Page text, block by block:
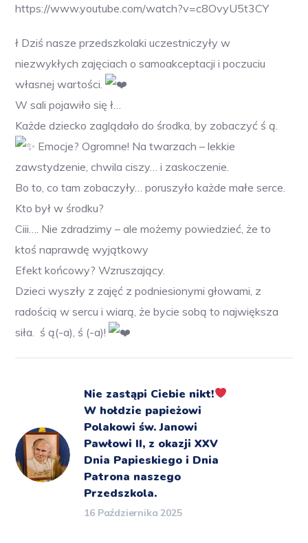
https://www.youtube.com/watch?v=c8OvyU5t3CY
ł Dziś nasze przedszkolaki uczestniczyły w
niezwykłych zajęciach o samoakceptacji i poczuciu
własnej wartości.
W sali pojawiło się ł…
Każde dziecko zaglądało do środka, by zobaczyć ś ą.
Emocje? Ogromne! Na twarzach – lekkie
zawstydzenie, chwila ciszy… i zaskoczenie.
Bo to, co tam zobaczyły… poruszyło każde małe serce.
Kto był w środku?
Ciii….
Nie zdradzimy – ale możemy powiedzieć, że to
ktoś naprawdę wyjątkowy
Efekt końcowy? Wzruszający.
Dzieci wyszły z zajęć z podniesionymi głowami, z
radością w sercu i wiarą, że bycie sobą to największa
siła.
ś ą(-a), ś (-a)!
Nie zastąpi Ciebie nikt!
W hołdzie papieżowi
Polakowi św. Janowi
Pawłowi II, z okazji XXV
Dnia Papieskiego i Dnia
Patrona naszego
Przedszkola.
16 Października 2025